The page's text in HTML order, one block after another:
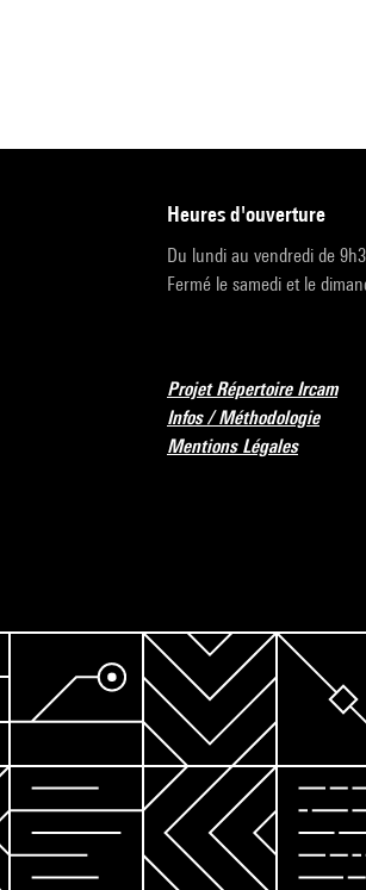
heures d'ouverture
Du lundi au vendredi de
Fermé le samedi et le
Projet Répertoire Ircam
Infos / Méthodologie
Mentions Légales